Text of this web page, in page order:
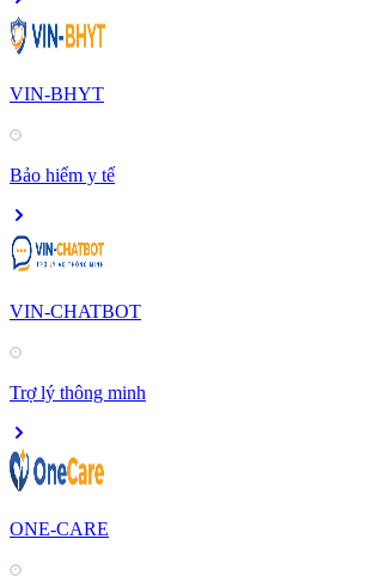
VIN-BHYT
Bảo hiểm y tế
VIN-CHATBOT
Trợ lý thông minh
ONE-CARE